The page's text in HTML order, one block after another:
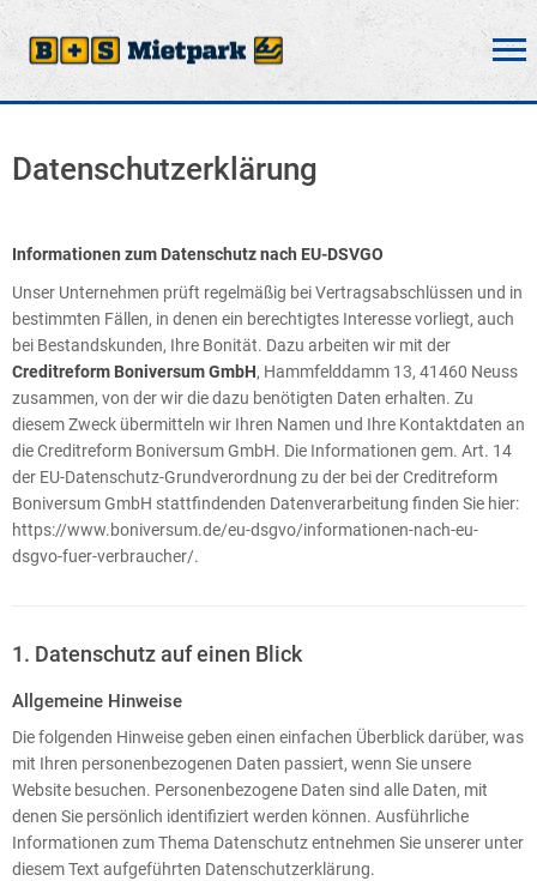
Datenschutzerklärung
Informationen zum Datenschutz nach EU-DSVGO
Unser Unternehmen prüft regelmäßig bei Vertragsabschlüssen und in
bestimmten Fällen, in denen ein berechtigtes Interesse vorliegt, auch
bei Bestandskunden, Ihre Bonität. Dazu arbeiten wir mit der
Creditreform Boniversum GmbH, Hammfelddamm 13, 41460 Neuss
zusammen, von der wir die dazu benötigten Daten erhalten. Zu
diesem Zweck übermitteln wir Ihren Namen und Ihre Kontaktdaten an
die Creditreform Boniversum GmbH. Die Informationen gem. Art. 14
der EU-Datenschutz-Grundverordnung zu der bei der Creditreform
Boniversum GmbH stattfindenden Datenverarbeitung finden Sie hier:
https://www.boniversum.de/eu-dsgvo/informationen-nach-eu-
dsgvo-fuer-verbraucher/.
1. Datenschutz auf einen Blick
Allgemeine Hinweise
Die folgenden Hinweise geben einen einfachen Überblick darüber, was
mit Ihren personenbezogenen Daten passiert, wenn Sie unsere
Website besuchen. Personenbezogene Daten sind alle Daten, mit
denen Sie persönlich identifiziert werden können. Ausführliche
Informationen zum Thema Datenschutz entnehmen Sie unserer unter
diesem Text aufgeführten Datenschutzerklärung.